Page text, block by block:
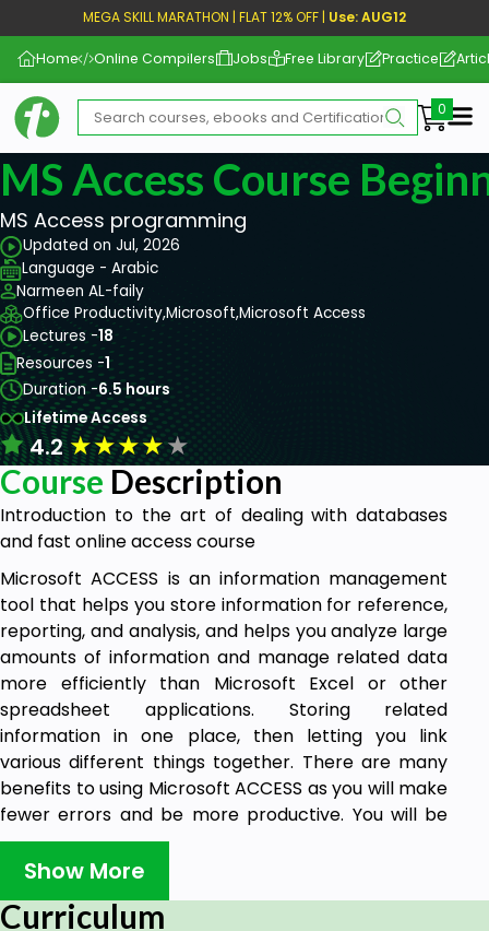
MEGA SKILL MARATHON | FLAT 12% OFF | Use: AUG12
Home Online Compilers Jobs Free Library Practice
MS Access Course
MS Access programming
Updated on Jul, 2026
Language - Arabic
Narmeen AL-faily
Office Productivity,Microsoft,Microsoft Access
Lectures -18
Resources -1
Duration -6.5 hours
Lifetime Access
4.2★★★★★
Course Description
Introduction to the art of dealing with databases
and fast online access course
Microsoft ACCESS is an information management
tool that helps you store information for reference,
reporting, and analysis, and helps you analyze large
amounts of information and manage related data
more efficiently than Microsoft Excel or other
spreadsheet applications. Storing related
information in one place, then letting you link
various different things together. There are many
benefits to using Microsoft ACCESS as you will make
fewer errors and be more productive. You will be
able to make better decisions and get a better
insight.
Course objectives:
Show More
Curriculum